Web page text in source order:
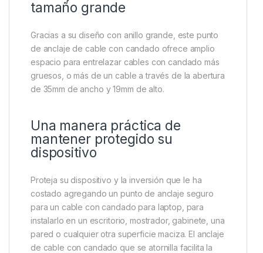
tamaño grande
Gracias a su diseño con anillo grande, este punto
de anclaje de cable con candado ofrece amplio
espacio para entrelazar cables con candado más
gruesos, o más de un cable a través de la abertura
de 35mm de ancho y 19mm de alto.
Una manera práctica de
mantener protegido su
dispositivo
Proteja su dispositivo y la inversión que le ha
costado agregando un punto de anclaje seguro
para un cable con candado para laptop, para
instalarlo en un escritorio, mostrador, gabinete, una
pared o cualquier otra superficie maciza. El anclaje
de cable con candado que se atornilla facilita la